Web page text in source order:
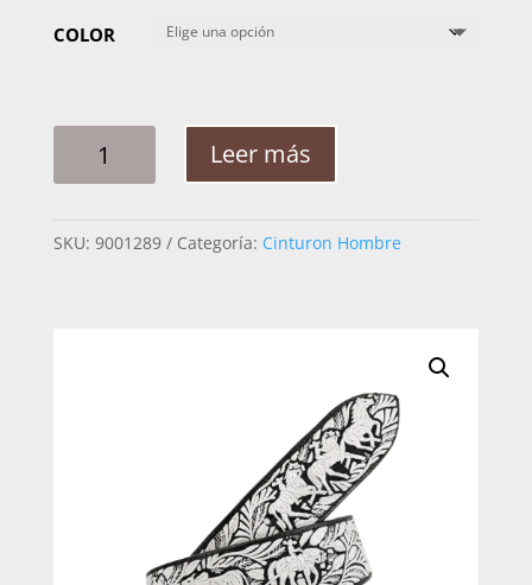
COLOR
HOMBRE
CHARRA
Leer más
SKU: 9001289 Categoría: Cinturon Hombre